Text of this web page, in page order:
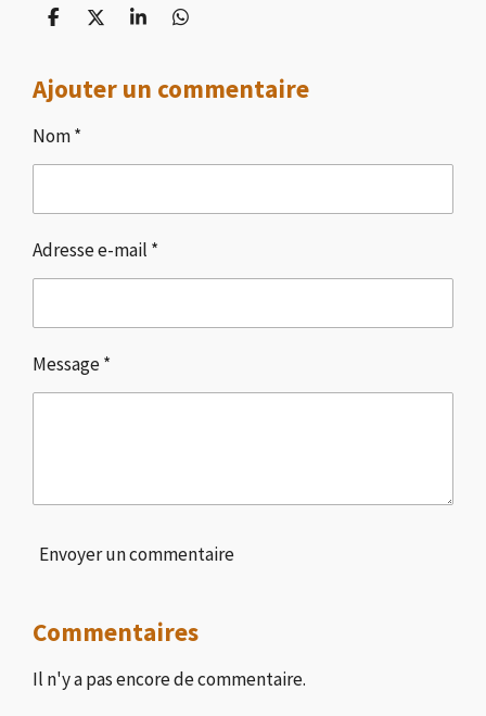
P
t
a
e
r
P
t
a
r
P
t
a
r
P
t
a
r
Ajouter un commentaire
Nom *
Adresse e-mail *
Message *
Envoyer un commentaire
Commentaires
Il n'y a pas encore de commentaire.